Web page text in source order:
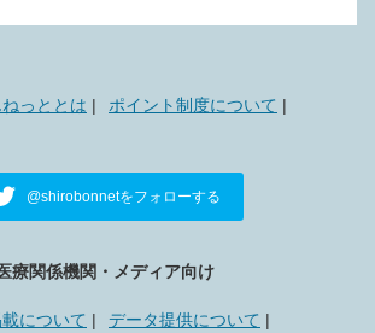
っととは ポイント制度について
@shirobonnetをフォローする
療関係機関・メディア向け
について データ提供について